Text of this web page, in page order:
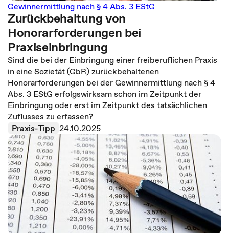
Gewinnermittlung nach § 4 Abs. 3 EStG
Zurückbehaltung von
Honorarforderungen bei
Praxiseinbringung
Sind die bei der Einbringung einer freiberuflichen Praxis
in eine Sozietät (GbR) zurückbehaltenen
Honorarforderungen bei der Gewinnermittlung nach § 4
Abs. 3 EStG erfolgswirksam schon im Zeitpunkt der
Einbringung oder erst im Zeitpunkt des tatsächlichen
Zuflusses zu erfassen?
Praxis-Tipp 24.10.2025